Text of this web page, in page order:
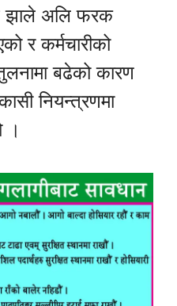
झाले अलि फरक
र कर्मचारीको
बढेको कारण
नियन्त्रणमा
।